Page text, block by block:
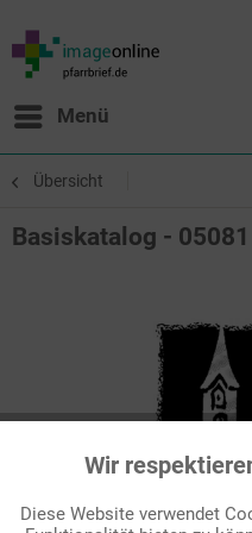
Menü
Übersicht
Basiskatalog - 05081
Funktionale
Wir
Diese Website verwendet